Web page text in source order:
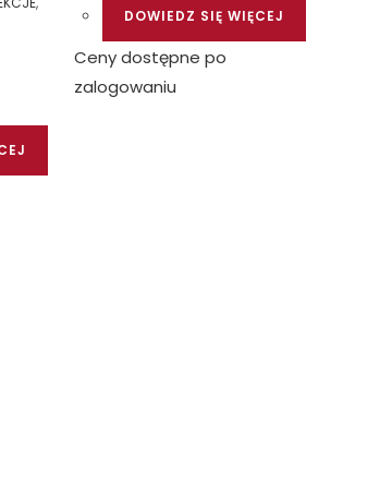
DOWIEDZ SIĘ WIĘCEJ
Ceny dostępne po
zalogowaniu